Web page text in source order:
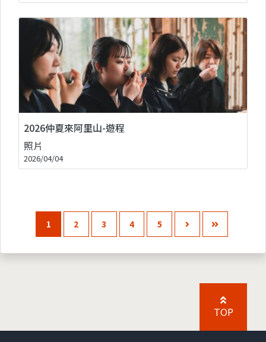
2026仲夏來阿里山-遊程
照片
2026/04/04
1 2 3 4 5
TOP